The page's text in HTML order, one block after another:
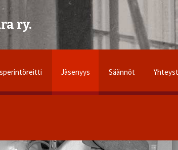
ry.
Jäsenyys Säännöt